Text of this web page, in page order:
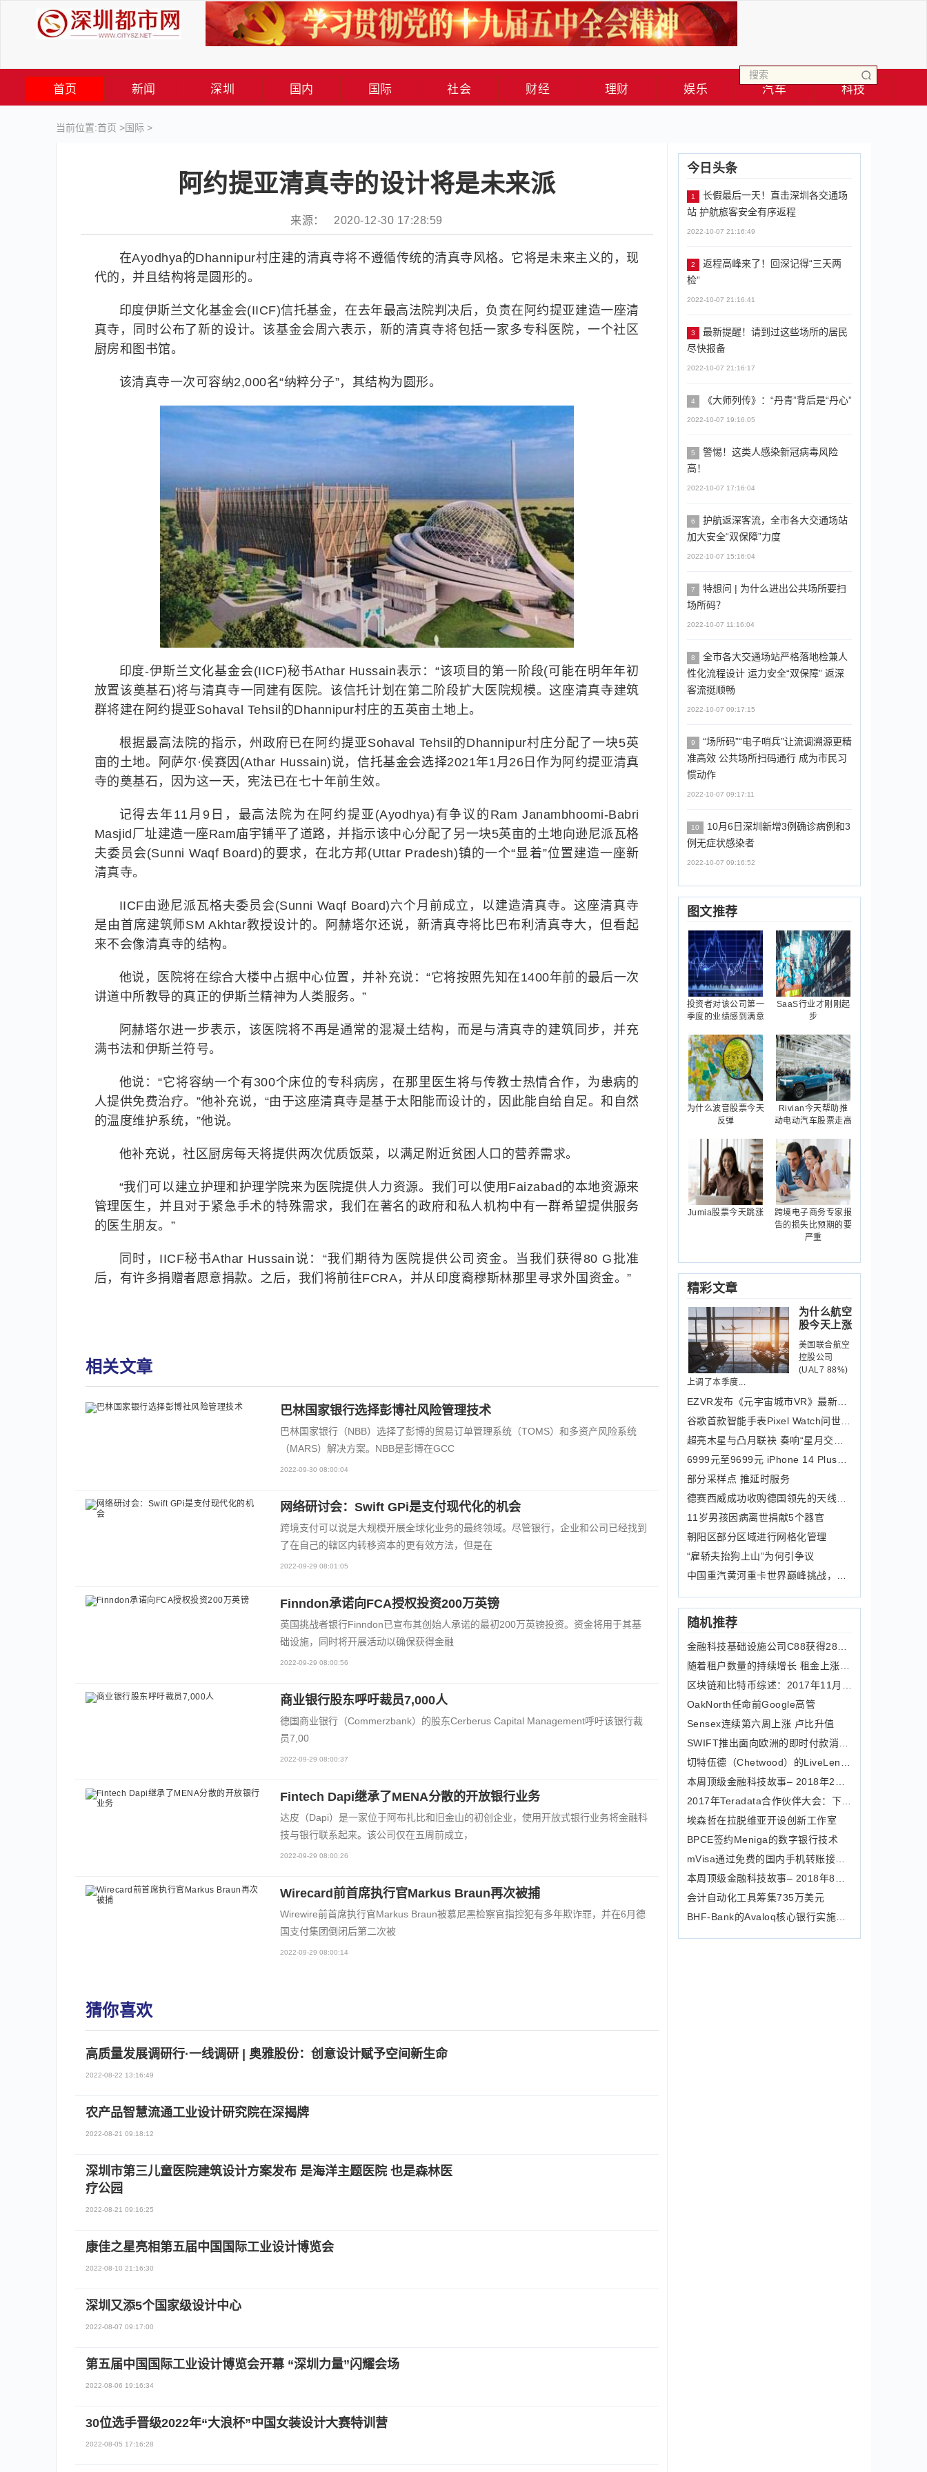
首页 新闻 深圳 国内 国际 社会 财经 理财 娱乐 汽车 科技
当前位置:首页 >国际>
阿约提亚清真寺的设计将是未来派
来源： 2020-12-30 17:28:59
在Ayodhya的Dhannipur村庄建的清真寺将不遵循传统的清真寺风格。它将是未来主义的，现
代的，并且结构将是圆形的。
印度伊斯兰文化基金会(IICF)信托基金，在去年最高法院判决后，负责在阿约提亚建造一座清
真寺，同时公布了新的设计。该基金会周六表示，新的清真寺将包括一家多专科医院，一个社区
厨房和图书馆。
该清真寺一次可容纳2,000名“纳粹分子”，其结构为圆形。
印度-伊斯兰文化基金会(IICF)秘书Athar Hussain表示：“该项目的第一阶段(可能在明年年初
放置该奠基石)将与清真寺一同建有医院。该信托计划在第二阶段扩大医院规模。这座清真寺建筑
群将建在阿约提亚Sohaval Tehsil的Dhannipur村庄的五英亩土地上。
根据最高法院的指示，州政府已在阿约提亚Sohaval Tehsil的Dhannipur村庄分配了一块5英
亩的土地。阿萨尔·侯赛因(Athar Hussain)说，信托基金会选择2021年1月26日作为阿约提亚清真
寺的奠基石，因为这一天，宪法已在七十年前生效。
记得去年11月9日，最高法院为在阿约提亚(Ayodhya)有争议的Ram Janambhoomi-Babri
Masjid厂址建造一座Ram庙宇铺平了道路，并指示该中心分配了另一块5英亩的土地向逊尼派瓦格
夫委员会(Sunni Waqf Board)的要求，在北方邦(Uttar Pradesh)镇的一个“显着”位置建造一座新
清真寺。
IICF由逊尼派瓦格夫委员会(Sunni Waqf Board)六个月前成立，以建造清真寺。这座清真寺
是由首席建筑师SM Akhtar教授设计的。阿赫塔尔还说，新清真寺将比巴布利清真寺大，但看起
来不会像清真寺的结构。
他说，医院将在综合大楼中占据中心位置，并补充说：“它将按照先知在1400年前的最后一次
讲道中所教导的真正的伊斯兰精神为人类服务。”
阿赫塔尔进一步表示，该医院将不再是通常的混凝土结构，而是与清真寺的建筑同步，并充
满书法和伊斯兰符号。
他说：“它将容纳一个有300个床位的专科病房，在那里医生将与传教士热情合作，为患病的
人提供免费治疗。”他补充说，“由于这座清真寺是基于太阳能而设计的，因此能自给自足。和自然
的温度维护系统，”他说。
他补充说，社区厨房每天将提供两次优质饭菜，以满足附近贫困人口的营养需求。
“我们可以建立护理和护理学院来为医院提供人力资源。我们可以使用Faizabad的本地资源来
管理医生，并且对于紧急手术的特殊需求，我们在著名的政府和私人机构中有一群希望提供服务
的医生朋友。”
同时，IICF秘书Athar Hussain说：“我们期待为医院提供公司资金。当我们获得80 G批准
后，有许多捐赠者愿意捐款。之后，我们将前往FCRA，并从印度裔穆斯林那里寻求外国资金。”
相关文章
巴林国家银行选择彭博社风险管理技术
巴林国家银行（NBB）选择了彭博的贸易订单管理系统（TOMS）和多资产风险系统
（MARS）解决方案。NBB是彭博在GCC
2022-09-30 08:00:04
网络研讨会：Swift GPi是支付现代化的机会
跨境支付可以说是大规模开展全球化业务的最终领域。尽管银行，企业和公司已经找到
了在自己的辖区内转移资本的更有效方法，但是在
2022-09-29 08:01:05
Finndon承诺向FCA授权投资200万英镑
英国挑战者银行Finndon已宣布其创始人承诺的最初200万英镑投资。资金将用于其基
础设施，同时将开展活动以确保获得金融
2022-09-29 08:00:56
商业银行股东呼吁裁员7,000人
德国商业银行（Commerzbank）的股东Cerberus Capital Management呼吁该银行裁
员7,00
2022-09-29 08:00:37
Fintech Dapi继承了MENA分散的开放银行业务
达皮（Dapi）是一家位于阿布扎比和旧金山的初创企业，使用开放式银行业务将金融科
技与银行联系起来。该公司仅在五周前成立，
2022-09-29 08:00:26
Wirecard前首席执行官Markus Braun再次被捕
Wirewire前首席执行官Markus Braun被慕尼黑检察官指控犯有多年欺诈罪，并在6月德
国支付集团倒闭后第二次被
2022-09-29 08:00:14
猜你喜欢
高质量发展调研行·一线调研 | 奥雅股份：创意设计赋予空间新生命
2022-08-22 13:16:49
农产品智慧流通工业设计研究院在深揭牌
2022-08-21 09:18:12
深圳市第三儿童医院建筑设计方案发布 是海洋主题医院 也是森林医
疗公园
2022-08-21 09:16:25
康佳之星亮相第五届中国国际工业设计博览会
2022-08-10 21:16:30
深圳又添5个国家级设计中心
2022-08-07 09:17:00
第五届中国国际工业设计博览会开幕 “深圳力量”闪耀会场
2022-08-06 19:16:34
30位选手晋级2022年“大浪杯”中国女装设计大赛特训营
2022-08-05 17:16:28
今日头条
1
长假最后一天！直击深圳各交通场
站 护航旅客安全有序返程
2022-10-07 21:16:49
2
返程高峰来了！回深记得“三天两
检”
2022-10-07 21:16:41
3
最新提醒！请到过这些场所的居民
尽快报备
2022-10-07 21:16:17
4 《大师列传》：“丹青”背后是“丹心”
2022-10-07 19:16:05
5
警惕！这类人感染新冠病毒风险
高！
2022-10-07 17:16:04
6
护航返深客流，全市各大交通场站
加大安全“双保障”力度
2022-10-07 15:16:04
7
特想问 | 为什么进出公共场所要扫
场所码？
2022-10-07 11:16:04
8
全市各大交通场站严格落地检兼人
性化流程设计 运力安全“双保障” 返深
客流挺顺畅
2022-10-07 09:17:15
9
“场所码”“电子哨兵”让流调溯源更精
准高效 公共场所扫码通行 成为市民习
惯动作
2022-10-07 09:17:11
10
10月6日深圳新增3例确诊病例和3
例无症状感染者
2022-10-07 09:16:52
图文推荐
投资者对该公司第一
季度的业绩感到满意
SaaS行业才刚刚起
步
为什么波音股票今天
反弹
Rivian今天帮助推
动电动汽车股票走高
Jumia股票今天跳涨
跨境电子商务专家报
告的损失比预期的要
严重
精彩文章
为什么航空
股今天上涨
美国联合航空
控股公司
(UAL7 88%)
上调了本季度...
部分采样点 推延时服务
11岁男孩因病离世捐献5个器官
朝阳区部分区域进行网格化管理
“雇轿夫抬狗上山”为何引争议
随机推荐
OakNorth任命前Google高管
Sensex连续第六周上涨 卢比升值
埃森哲在拉脱维亚开设创新工作室
BPCE签约Meniga的数字银行技术
会计自动化工具筹集735万美元